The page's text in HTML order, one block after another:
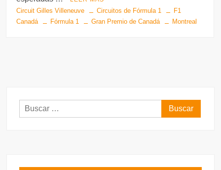
o
o
p
p
m
tir
Circuit Gilles Villeneuve Circuitos de Fórmula 1
F1
Canadá
Fórmula 1 Gran Premio de Canadá Montreal
Buscar: